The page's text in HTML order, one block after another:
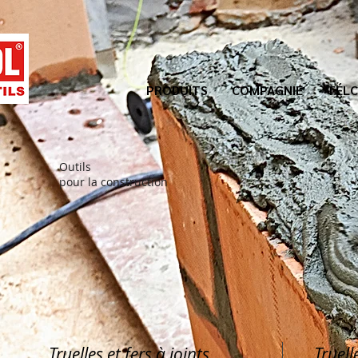
PRODUITS COMPAGNIE
Outils
pour la construction